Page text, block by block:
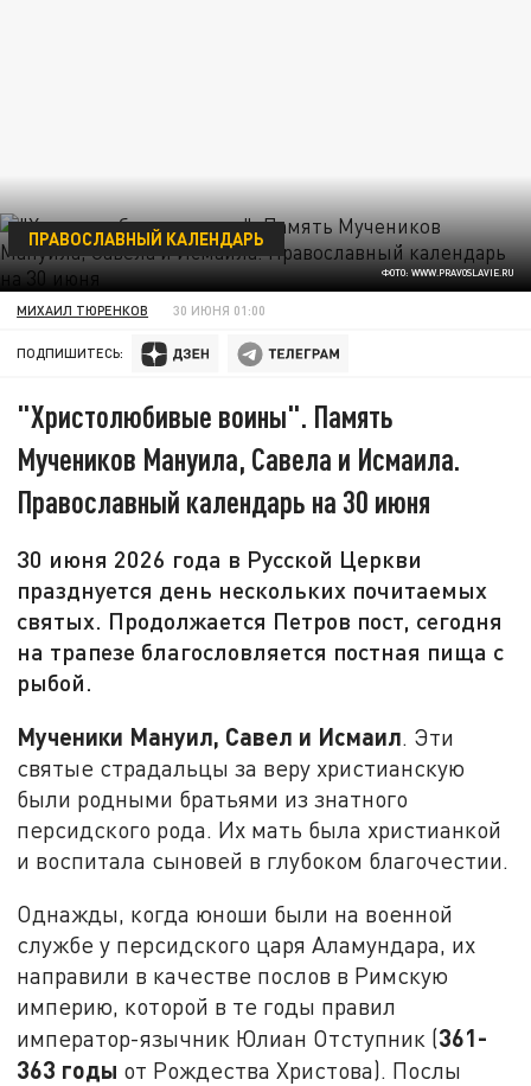
ФОТО: WWW.PRAVOSLAVIE.RU
ПРАВОСЛАВНЫЙ КАЛЕНДАРЬ
МИХАИЛ ТЮРЕНКОВ 30 ИЮНЯ 01:00
ПОДПИШИТЕСЬ:
"Христолюбивые воины". Память
Мучеников Мануила, Савела и Исмаила.
Православный календарь на 30 июня
30 июня 2026 года в Русской Церкви
празднуется день нескольких почитаемых
святых. Продолжается Петров пост, сегодня
на трапезе благословляется постная пища с
рыбой.
Мученики Мануил, Савел и Исмаил. Эти
святые страдальцы за веру христианскую
были родными братьями из знатного
персидского рода. Их мать была христианкой
и воспитала сыновей в глубоком благочестии.
Однажды, когда юноши были на военной
службе у персидского царя Аламундара, их
направили в качестве послов в Римскую
империю, которой в те годы правил
император-язычник Юлиан Отступник (361-
363 годы от Рождества Христова). Послы